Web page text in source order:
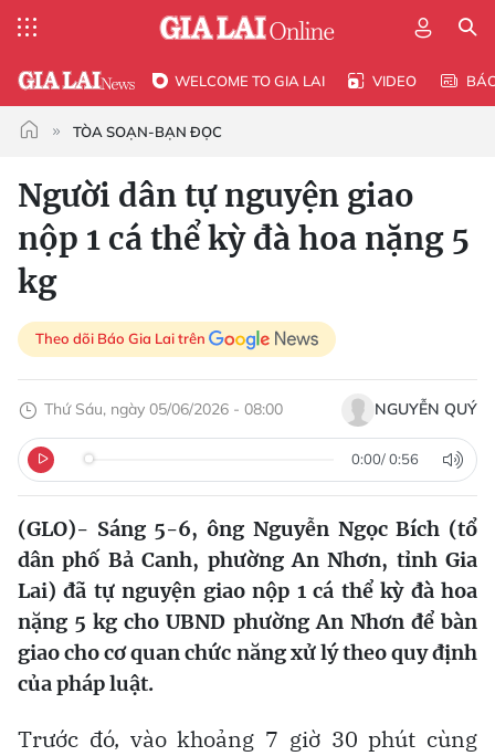
WELCOME TO GIA LAI VIDEO
TÒA SOẠN-BẠN ĐỌC
Người dân tự nguyện giao
nộp 1 cá thể kỳ đà hoa nặng 5
kg
Theo dõi Báo Gia Lai trên
Thứ Sáu, ngày 05/06/2026 - 08:00 NGUYỄN QUÝ
0:00/0:56
(GLO)- Sáng 5-6, ông Nguyễn Ngọc Bích (tổ
dân phố Bả Canh, phường An Nhơn, tỉnh Gia
Lai) đã tự nguyện giao nộp 1 cá thể kỳ đà hoa
nặng 5 kg cho UBND phường An Nhơn để bàn
giao cho cơ quan chức năng xử lý theo quy định
của pháp luật.
Trước đó, vào khoảng 7 giờ 30 phút cùng